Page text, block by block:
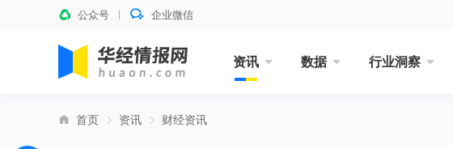
公众号 企业微信
资讯 数据 行业洞察
首页 资讯 财经资讯